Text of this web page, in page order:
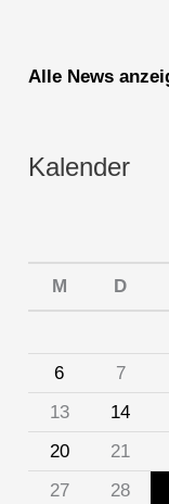
Alle News
Kalender
M D
6
7
13
14
20
21
27
28